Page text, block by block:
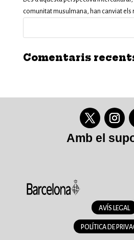
comunitat musulmana, han canviat els
Comentaris
Amb el
AVÍS LEGAL
POLÍTICA DE